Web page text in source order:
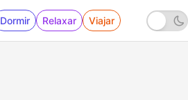
Dormir Relaxar Viajar